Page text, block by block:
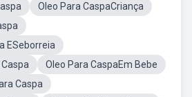
Oleo Para CaspaCriança
ESeborreia
Oleo Para CaspaEm Bebe
Caspa